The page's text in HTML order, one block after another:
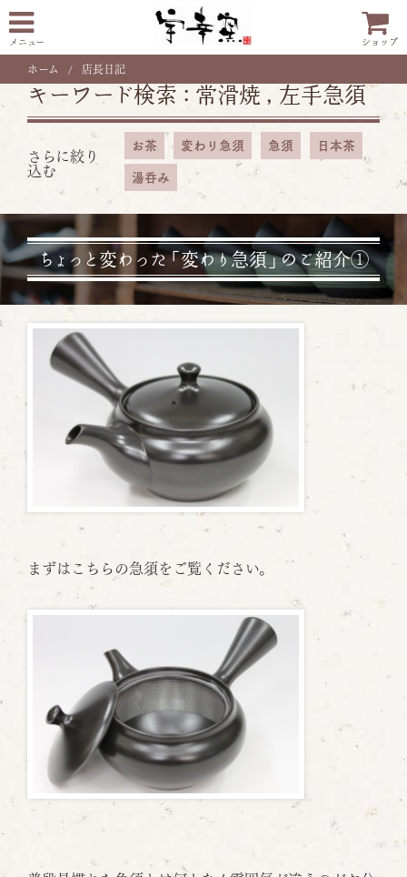
メニュー ショップ
ホーム 店長日記
キーワード検索 : 常滑焼 , 左手急須
さらに絞り
込む
お茶 変わり急須 急須 日本茶
湯呑み
ちょっと変わった「変わり急須」のご紹介①
まずはこちらの急須をご覧ください。